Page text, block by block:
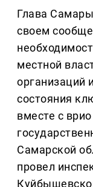
Глава
своем
местной
организаций
состояния
вместе с
Самарской
провел